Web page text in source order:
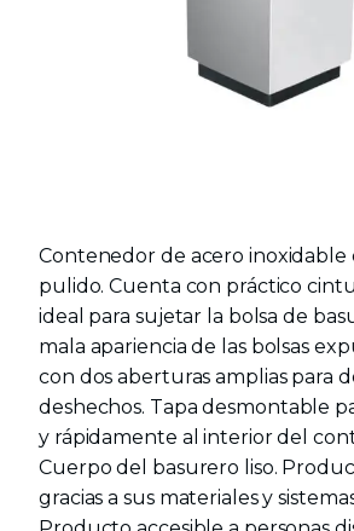
Contenedor de acero inoxidable
pulido. Cuenta con práctico
ideal para sujetar la bolsa de
mala apariencia de las bolsas
con dos aberturas amplias para
deshechos. Tapa desmontable
y rápidamente al interior del
Cuerpo del basurero liso.
gracias a sus materiales y